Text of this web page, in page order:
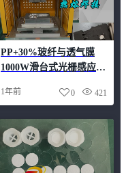
PP+30%玻纤与透气膜
1000W滑台式光栅感应热
1年前 421
0